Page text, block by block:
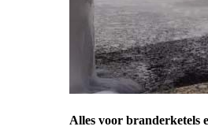
Alles voor branderketels